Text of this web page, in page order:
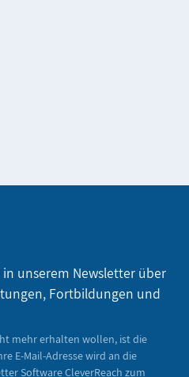
unserem Newsletter über
Fortbildungen und
mehr erhalten wollen, ist die
E-Mail-Adresse wird an die
Software CleverReach zum